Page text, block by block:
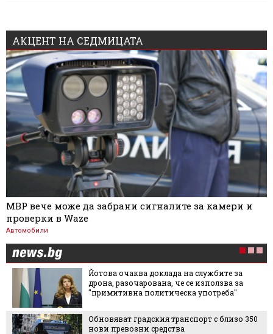
АКЦЕНТ НА СЕДМИЦАТА
МВР вече може да забрани сигналите за камери и
проверки в Waze
Автомобили
Йотова очаква доклада на службите за
дрона, разочарована, че се използва за
"примитивна политическа употреба"
Обновяват градския транспорт с близо 350
нови превозни средства